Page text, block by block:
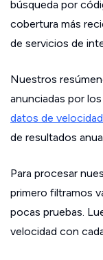
búsqueda por
cobertura más
de servicios de
Nuestros
anunciadas por
datos de velocidad
de resultados
Para procesar
primero filtramos
pocas pruebas.
velocidad con